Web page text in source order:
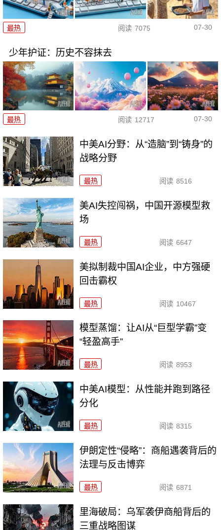
最热 阅读 7075 07-30
少年护证：历史不容抹去
最热 阅读 12717 07-30
中美AI分野：从“造脑”到“铸身”的
战略分野
最热 阅读 8516
美AI失控闯祸，中国开源模型救
场
最热 阅读 6647
美拟制裁中国AI企业，中方强硬
回击霸权
最热 阅读 10467
模型蒸馏：让AI从“巨型学霸”变
“轻盈高手”
最热 阅读 8953
中美AI模型：从性能并跑到路径
分化
最热 阅读 8315
伊朗定性“侵略”：商船遇袭背后的
法理与反击博弈
最热 阅读 6871
里海破局：乌军袭伊商船背后的
三重战略图谋